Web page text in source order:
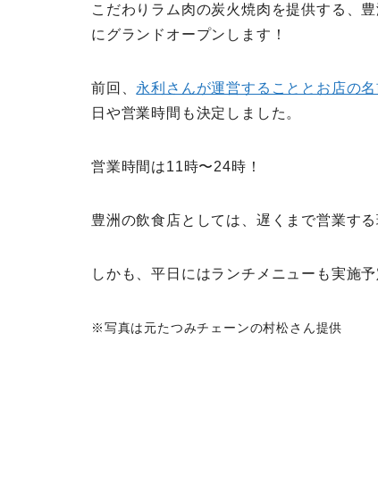
こだわりラム肉の炭火焼肉を提供する、豊
にグランドオープンします！
前回、 永利さんが運営することとお店の
日や営業時間も決定しました。
営業時間は11時〜24時！
豊洲の飲食店としては、遅くまで営業す
しかも、平日にはランチメニューも実施予
※写真は元たつみチェーンの村松さん提供